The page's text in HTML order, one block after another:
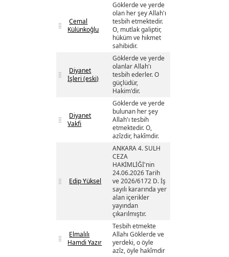
Cemal
Külünkoğlu
Göklerde ve yerde
olan her şey Allah'ı
tesbih etmektedir.
O, mutlak galiptir,
hüküm ve hikmet
sahibidir.
Diyanet
İşleri (eski)
Göklerde ve yerde
olanlar Allah'ı
tesbih ederler. O
güçlüdür,
Hakim'dir.
Diyanet
Vakfi
Göklerde ve yerde
bulunan her şey
Allah'ı tesbih
etmektedir. O,
azîzdir, hakîmdir.
Edip Yüksel
ANKARA 4. SULH
CEZA
HAKİMLİĞİ'nin
24.06.2026 Tarih
ve 2026/6172 D. İş
sayılı kararında yer
alan içerikler
yayından
çıkarılmıştır.
Elmalılı
Hamdi Yazır
Tesbih etmekte
Allahı Göklerde ve
yerdeki, o öyle
azîz, öyle hakîmdir